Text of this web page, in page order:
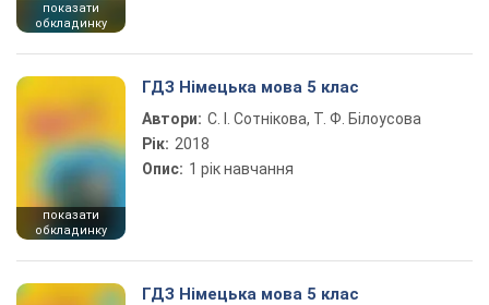
показати
обкладинку
показати
обкладинку
ГДЗ Німецька мова 5 клас
Автори: С. І. Сотнікова, Т. Ф. Білоусова
Рік: 2018
Опис: 1 рік навчання
ГДЗ Німецька мова 5 клас